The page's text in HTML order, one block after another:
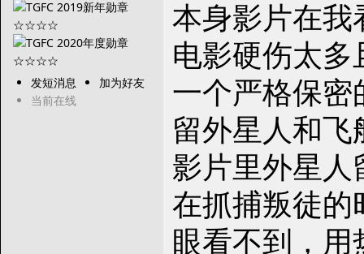
发短消息
加为好友
当前在线
本身影片在
电影硬伤太多
一个严格保
留外星人和
影片里外星
在抓捕叛徒
眼看不到，